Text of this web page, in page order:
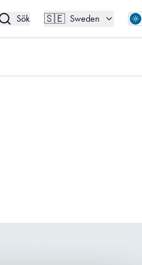
Sök 🇸🇪 Sweden
🇸🇪
Sweden